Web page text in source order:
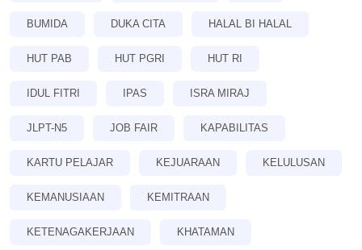
BUMIDA DUKA CITA HALAL BI HALAL
HUT PAB HUT PGRI HUT RI
IDUL FITRI IPAS ISRA MIRAJ
JLPT-N5 JOB FAIR KAPABILITAS
KARTU PELAJAR KEJUARAAN KELULUSAN
KEMANUSIAAN KEMITRAAN
KETENAGAKERJAAN KHATAMAN